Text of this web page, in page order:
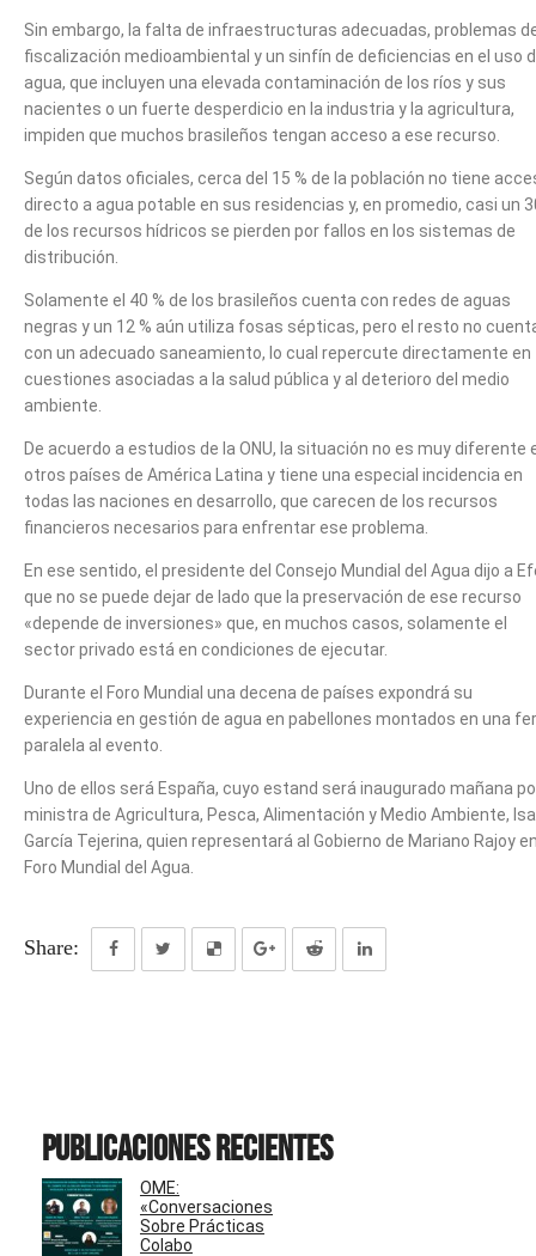
Sin embargo, la falta de infraestructuras adecuadas, problemas
fiscalización medioambiental y un sinfín de deficiencias en el uso
agua, que incluyen una elevada contaminación de los ríos y sus
nacientes o un fuerte desperdicio en la industria y la agricultura,
impiden que muchos brasileños tengan acceso a ese recurso.
Según datos oficiales, cerca del 15 % de la población no tiene
directo a agua potable en sus residencias y, en promedio, casi un
de los recursos hídricos se pierden por fallos en los sistemas de
distribución.
Solamente el 40 % de los brasileños cuenta con redes de aguas
negras y un 12 % aún utiliza fosas sépticas, pero el resto no
con un adecuado saneamiento, lo cual repercute directamente en
cuestiones asociadas a la salud pública y al deterioro del medio
ambiente.
De acuerdo a estudios de la ONU, la situación no es muy diferente
otros países de América Latina y tiene una especial incidencia en
todas las naciones en desarrollo, que carecen de los recursos
financieros necesarios para enfrentar ese problema.
En ese sentido, el presidente del Consejo Mundial del Agua dijo a
que no se puede dejar de lado que la preservación de ese recurso
«depende de inversiones» que, en muchos casos, solamente el
sector privado está en condiciones de ejecutar.
Durante el Foro Mundial una decena de países expondrá su
experiencia en gestión de agua en pabellones montados en una
paralela al evento.
Uno de ellos será España, cuyo estand será inaugurado mañana
ministra de Agricultura, Pesca, Alimentación y Medio Ambiente,
García Tejerina, quien representará al Gobierno de Mariano Rajoy
Foro Mundial del Agua.
Share:
Publicaciones recientes
OME:
«Conversaciones
Sobre Prácticas
Colabo